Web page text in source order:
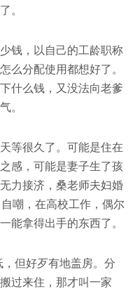
。
钱，以自己的工龄职称
么分配使用都想好了。
什么钱，又没法向老爹
。
等很久了。可能是住在
感，可能是妻子生了孩
力接济，桑老师夫妇婚
嘲，在高校工作，偶尔
能拿得出手的东西了。
但好歹有地盖房。分
过来住，那才叫一家